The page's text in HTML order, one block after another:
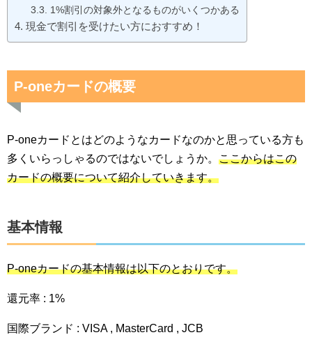
1%割引の対象外となるものがいくつかある
現金で割引を受けたい方におすすめ！
P-oneカードの概要
P-oneカードとはどのようなカードなのかと思っている方も
多くいらっしゃるのではないでしょうか。 ここからはこの
カードの概要について紹介していきます。
基本情報
P-oneカードの基本情報は以下のとおりです。
還元率 : 1%
国際ブランド : VISA , MasterCard , JCB